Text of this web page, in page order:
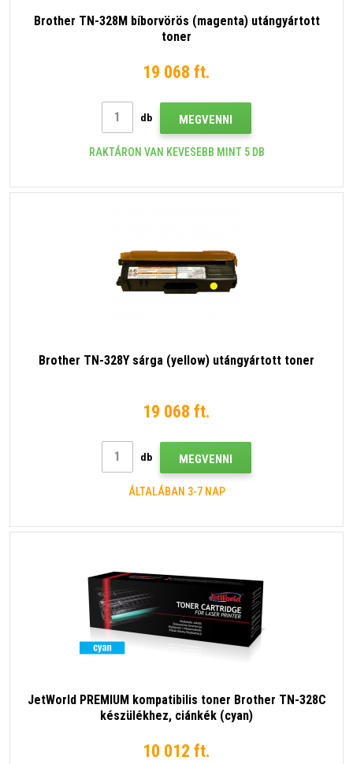
Brother TN-328M bíborvörös (magenta) utángyártott
toner
19 068 ft.
db MEGVENNI
RAKTÁRON VAN KEVESEBB MINT 5 DB
Brother TN-328Y sárga (yellow) utángyártott toner
19 068 ft.
db MEGVENNI
ÁLTALÁBAN 3-7 NAP
JetWorld PREMIUM kompatibilis toner Brother TN-328C
készülékhez, ciánkék (cyan)
10 012 ft.